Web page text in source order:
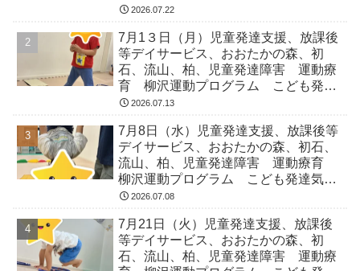
気になる 発達障害 放デイ 自閉
2026.07.22
7月1３日（月）児童発達支援、放課後
等デイサービス、おおたかの森、初
石、流山、柏、児童発達障害 運動療
育 柳沢運動プログラム こども発達
気になる 発達障害 放デイ 自閉
2026.07.13
7月8日（水）児童発達支援、放課後等
デイサービス、おおたかの森、初石、
流山、柏、児童発達障害 運動療育
柳沢運動プログラム こども発達気に
なる 発達障害 放デイ 自閉症
2026.07.08
7月21日（火）児童発達支援、放課後
等デイサービス、おおたかの森、初
石、流山、柏、児童発達障害 運動療